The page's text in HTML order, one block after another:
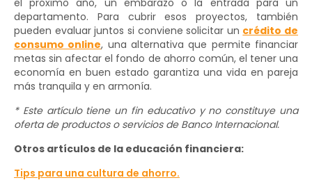
el próximo año, un embarazo o la entrada para un
departamento. Para cubrir esos proyectos, también
pueden evaluar juntos si conviene solicitar un crédito de
consumo online, una alternativa que permite financiar
metas sin afectar el fondo de ahorro común, el tener una
economía en buen estado garantiza una vida en pareja
más tranquila y en armonía.
* Este artículo tiene un fin educativo y no constituye una
oferta de productos o servicios de Banco Internacional.
Otros artículos de la educación financiera:
Tips para una cultura de ahorro.